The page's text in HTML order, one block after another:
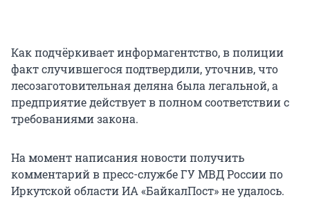
Как подчёркивает информагентство, в полиции
факт случившегося подтвердили, уточнив, что
лесозаготовительная деляна была легальной, а
предприятие действует в полном соответствии с
требованиями закона.
На момент написания новости получить
комментарий в пресс-службе ГУ МВД России по
Иркутской области ИА «БайкалПост» не удалось.